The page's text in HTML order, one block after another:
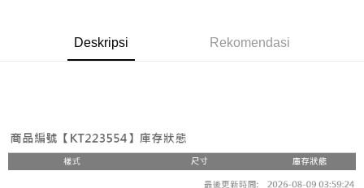
pengguna Taiwan Mobile tanpa memerlukan permohonan tambahan.
disahkan.
Had kredit yang diluluskan, tempoh ansuran yang tersedia, dan yuran
Pertama, Mengenai Perkhidmatan AFTEE Beli Sekarang Bayar Kemudian
1. Dengan memilih AFTEE sebagai kaedah pembayaran, mesej
4. Setelah pesanan disahkan, anda akan menerima SMS pembayaran
manakala ahli aplikasi akan menerima pemberitahuan tolak aplikasi
5. Tiada bayaran diperlukan apabila anda menerima produk. Sila buat
Pemindahan ATM
NT$60/pesanan | Penghantaran percuma untuk pesanan
NT$1,800 atau lebih
Deskripsi Rekomendasi